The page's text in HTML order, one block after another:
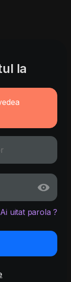
la
Ai uitat parola ?